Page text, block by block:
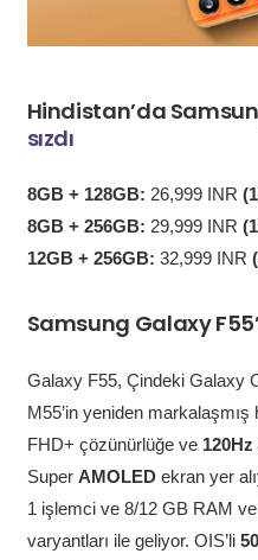
Hindistan’da
sızdı
8GB + 128GB: 26,999 INR
8GB + 256GB: 29,999 INR
12GB + 256GB: 32,999 INR
Samsung Galaxy
Galaxy F55, Çindeki Galaxy
M55’in yeniden
FHD+ çözünürlüğe ve 120Hz
Super AMOLEDekran yer
1 işlemci ve 8/12 GB RAM
varyantları ile geliyor. OIS’li